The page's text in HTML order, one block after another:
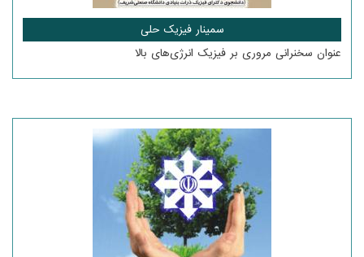
سمینار فیزیک حلی
عنوان سخنرانی مروری بر فیزیک انرژی‌های بالا